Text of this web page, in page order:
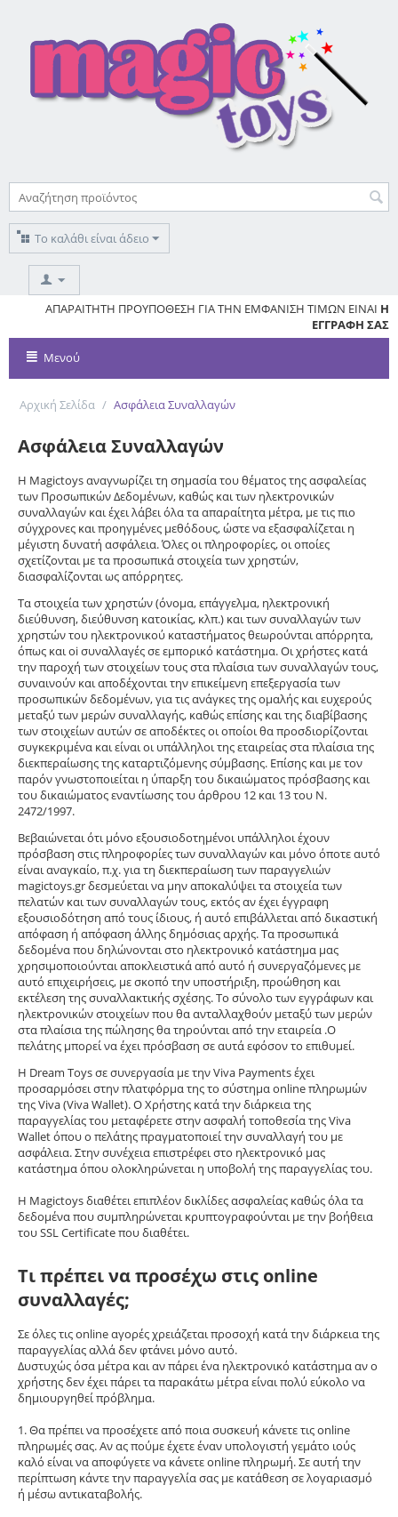
Το καλάθι είναι άδειο
ΑΠΑΡΑΙΤΗΤΗ ΠΡΟΥΠΟΘΕΣΗ ΓΙΑ ΤΗΝ ΕΜΦΑΝΙΣΗ ΤΙΜΩΝ ΕΙΝΑΙ Η
ΕΓΓΡΑΦΗ ΣΑΣ
Μενού
Αρχική Σελίδα / Ασφάλεια Συναλλαγών
Ασφάλεια Συναλλαγών
Η Magictoys αναγνωρίζει τη σημασία του θέματος της ασφαλείας
των Προσωπικών Δεδομένων, καθώς και των ηλεκτρονικών
συναλλαγών και έχει λάβει όλα τα απαραίτητα μέτρα, με τις πιο
σύγχρονες και προηγμένες μεθόδους, ώστε να εξασφαλίζεται η
μέγιστη δυνατή ασφάλεια. Όλες οι πληροφορίες, οι οποίες
σχετίζονται με τα προσωπικά στοιχεία των χρηστών,
διασφαλίζονται ως απόρρητες.
Τα στοιχεία των χρηστών (όνομα, επάγγελμα, ηλεκτρονική
διεύθυνση, διεύθυνση κατοικίας, κλπ.) και των συναλλαγών των
χρηστών του ηλεκτρονικού καταστήματος θεωρούνται απόρρητα,
όπως και oi συναλλαγές σε εμπορικό κατάστημα. Οι χρήστες κατά
την παροχή των στοιχείων τους στα πλαίσια των συναλλαγών τους,
συναινούν και αποδέχονται την επικείμενη επεξεργασία των
προσωπικών δεδομένων, για τις ανάγκες της ομαλής και ευχερούς
μεταξύ των μερών συναλλαγής, καθώς επίσης και της διαβίβασης
των στοιχείων αυτών σε αποδέκτες οι οποίοι θα προσδιορίζονται
συγκεκριμένα και είναι οι υπάλληλοι της εταιρείας στα πλαίσια της
διεκπεραίωσης της καταρτιζόμενης σύμβασης. Επίσης και με τον
παρόν γνωστοποιείται η ύπαρξη του δικαιώματος πρόσβασης και
του δικαιώματος εναντίωσης του άρθρου 12 και 13 του Ν.
2472/1997.
Βεβαιώνεται ότι μόνο εξουσιοδοτημένοι υπάλληλοι έχουν
πρόσβαση στις πληροφορίες των συναλλαγών και μόνο όποτε αυτό
είναι αναγκαίο, π.χ. για τη διεκπεραίωση των παραγγελιών
magictoys.gr δεσμεύεται να μην αποκαλύψει τα στοιχεία των
πελατών και των συναλλαγών τους, εκτός αν έχει έγγραφη
εξουσιοδότηση από τους ίδιους, ή αυτό επιβάλλεται από δικαστική
απόφαση ή απόφαση άλλης δημόσιας αρχής. Τα προσωπικά
δεδομένα που δηλώνονται στο ηλεκτρονικό κατάστημα μας
χρησιμοποιούνται αποκλειστικά από αυτό ή συνεργαζόμενες με
αυτό επιχειρήσεις, με σκοπό την υποστήριξη, προώθηση και
εκτέλεση της συναλλακτικής σχέσης. Το σύνολο των εγγράφων και
ηλεκτρονικών στοιχείων που θα ανταλλαχθούν μεταξύ των μερών
στα πλαίσια της πώλησης θα τηρούνται από την εταιρεία .Ο
πελάτης μπορεί να έχει πρόσβαση σε αυτά εφόσον το επιθυμεί.
Η Dream Toys σε συνεργασία με την Viva Payments έχει
προσαρμόσει στην πλατφόρμα της το σύστημα online πληρωμών
της Viva (Viva Wallet). Ο Χρήστης κατά την διάρκεια της
παραγγελίας του μεταφέρετε στην ασφαλή τοποθεσία της Viva
Wallet όπου ο πελάτης πραγματοποιεί την συναλλαγή του με
ασφάλεια. Στην συνέχεια επιστρέφει στο ηλεκτρονικό μας
κατάστημα όπου ολοκληρώνεται η υποβολή της παραγγελίας του.
Η Magictoys διαθέτει επιπλέον δικλίδες ασφαλείας καθώς όλα τα
δεδομένα που συμπληρώνεται κρυπτογραφούνται με την βοήθεια
του SSL Certificate που διαθέτει.
Τι πρέπει να προσέχω στις online
συναλλαγές;
Σε όλες τις online αγορές χρειάζεται προσοχή κατά την διάρκεια της
παραγγελίας αλλά δεν φτάνει μόνο αυτό.
Δυστυχώς όσα μέτρα και αν πάρει ένα ηλεκτρονικό κατάστημα αν ο
χρήστης δεν έχει πάρει τα παρακάτω μέτρα είναι πολύ εύκολο να
δημιουργηθεί πρόβλημα.
1. Θα πρέπει να προσέχετε από ποια συσκευή κάνετε τις online
πληρωμές σας. Αν ας πούμε έχετε έναν υπολογιστή γεμάτο ιούς
καλό είναι να αποφύγετε να κάνετε online πληρωμή. Σε αυτή την
περίπτωση κάντε την παραγγελία σας με κατάθεση σε λογαριασμό
ή μέσω αντικαταβολής.